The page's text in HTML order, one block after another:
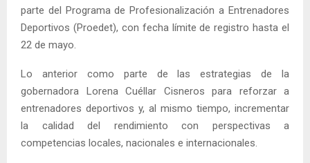
parte del Programa de Profesionalización a Entrenadores
Deportivos (Proedet), con fecha límite de registro hasta el
22 de mayo.
Lo anterior como parte de las estrategias de la
gobernadora Lorena Cuéllar Cisneros para reforzar a
entrenadores deportivos y, al mismo tiempo, incrementar
la calidad del rendimiento con perspectivas a
competencias locales, nacionales e internacionales.